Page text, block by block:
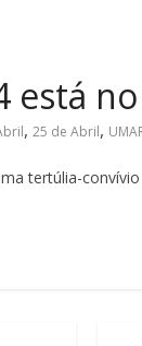
está
, 25 de Abril,
tertúlia-